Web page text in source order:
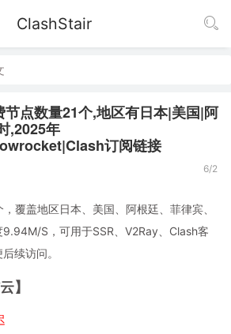
ClashStair
点数量21个,地区有日本|美国|阿
,2025年
订阅链接
6/2
覆盖地区日本、美国、阿根廷、菲律宾、
S，可用于SSR、V2Ray、Clash客
续访问。
】